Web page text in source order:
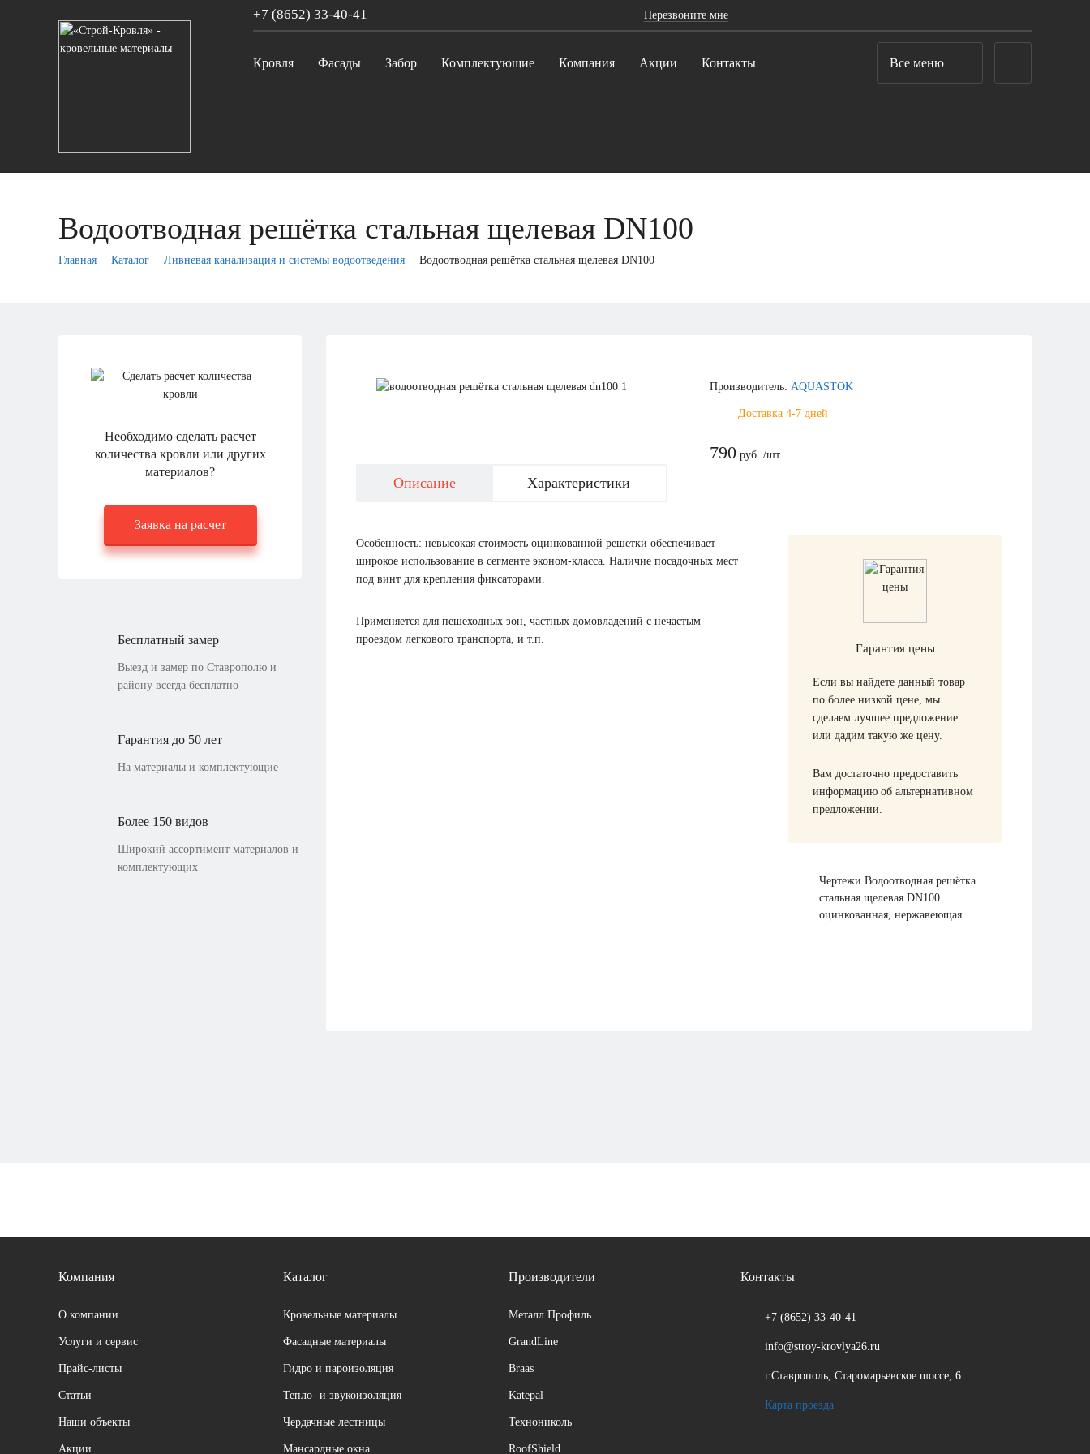
+7 (8652) 33-40-41 Перезвоните мне
Кровля Фасады Забор Комплектующие Компания Акции Контакты Все меню
Водоотводная решётка стальная щелевая DN100
Главная Каталог Ливневая канализация и системы водоотведения Водоотводная решётка стальная щелевая DN100
Необходимо сделать расчет
количества кровли или других
материалов?
Заявка на расчет
Бесплатный замер
Выезд и замер по Ставрополю и
району всегда бесплатно
Гарантия до 50 лет
На материалы и комплектующие
Более 150 видов
Широкий ассортимент материалов и
комплектующих
Производитель: AQUASTOK
Доставка 4-7 дней
790 руб. /шт.
Описание Характеристики
Гарантия цены
Если вы найдете данный товар
по более низкой цене, мы
сделаем лучшее предложение
или дадим такую же цену.
Вам достаточно предоставить
информацию об альтернативном
предложении.
Чертежи Водоотводная решётка
стальная щелевая DN100
оцинкованная, нержавеющая
Особенность: невысокая стоимость оцинкованной решетки обеспечивает
широкое использование в сегменте эконом-класса. Наличие посадочных мест
под винт для крепления фиксаторами.
Применяется для пешеходных зон, частных домовладений с нечастым
проездом легкового транспорта, и т.п.
Компания
О компании
Услуги и сервис
Прайс-листы
Cтатьи
Наши объекты
Акции
Каталог
Кровельные материалы
Фасадные материалы
Гидро и пароизоляция
Тепло- и звукоизоляция
Чердачные лестницы
Мансардные окна
Производители
Металл Профиль
GrandLine
Braas
Katepal
Технониколь
RoofShield
Контакты
+7 (8652) 33-40-41
info@stroy-krovlya26.ru
г.Ставрополь, Старомарьевское шоссе, 6
Карта проезда